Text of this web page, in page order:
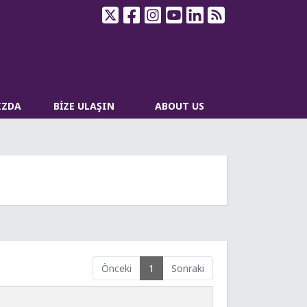
BİZE ULAŞIN ABOUT US
Önceki 1 Sonraki